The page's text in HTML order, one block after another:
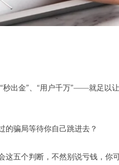
秒出金”、“用户千万”——就足以
的骗局等待你自己跳进去？
五个判断，不然别说亏钱，你